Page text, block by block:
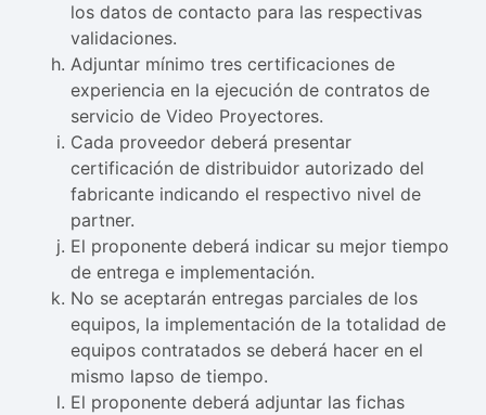
los datos de contacto para las respectivas
validaciones.
Adjuntar mínimo tres certificaciones de
experiencia en la ejecución de contratos de
servicio de Video Proyectores.
Cada proveedor deberá presentar
certificación de distribuidor autorizado del
fabricante indicando el respectivo nivel de
partner.
El proponente deberá indicar su mejor tiempo
de entrega e implementación.
No se aceptarán entregas parciales de los
equipos, la implementación de la totalidad de
equipos contratados se deberá hacer en el
mismo lapso de tiempo.
El proponente deberá adjuntar las fichas